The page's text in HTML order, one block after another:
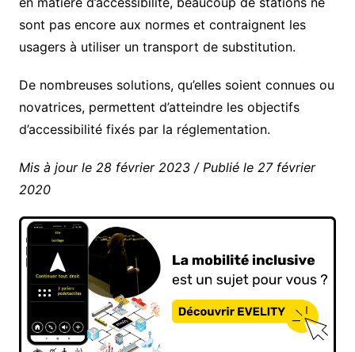
sont pas encore aux normes et contraignent les
usagers à utiliser un transport de substitution.
De nombreuses solutions, qu’elles soient connues ou
novatrices, permettent d’atteindre les objectifs
d’accessibilité fixés par la réglementation.
Mis à jour le 28 février 2023 / Publié le 27 février
2020